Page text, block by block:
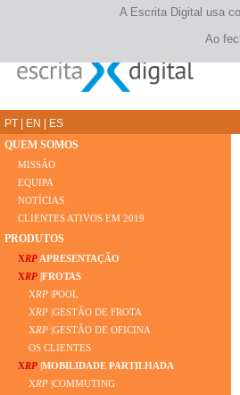
A Escrita Digital usa
Ao
PT EN
ES
QUEM SOMOS
MISSÃO
EQUIPA
NOTÍCIAS
CLIENTES ATIVOS EM 2019
PRODUTOS
XRP APRESENTAÇÃO
XRP |FROTAS
XRP |POOL
XRP |GESTÃO DE FROTA
XRP |GESTÃO DE OFICINA
OS CLIENTES
XRP |MOBILIDADE PARTILHADA
XRP |COMMUTING